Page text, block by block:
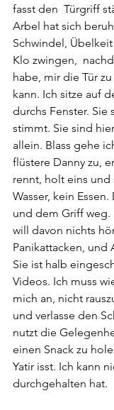
fasst den  Türgriff
Arbel hat sich
Schwindel,
Klo zwingen,
habe, mir die Tür
kann. Ich sitze auf
durchs Fenster. Sie
stimmt. Sie sind
allein. Blass gehe
flüstere Danny zu,
rennt, holt eins und
Wasser, kein
und dem Griff weg.
will davon nichts
Panikattacken, und
Sie ist halb
Videos. Ich muss
mich an, nicht
und verlasse den
nutzt die
einen Snack zu
Yatir isst. Ich kann
durchgehalten hat.